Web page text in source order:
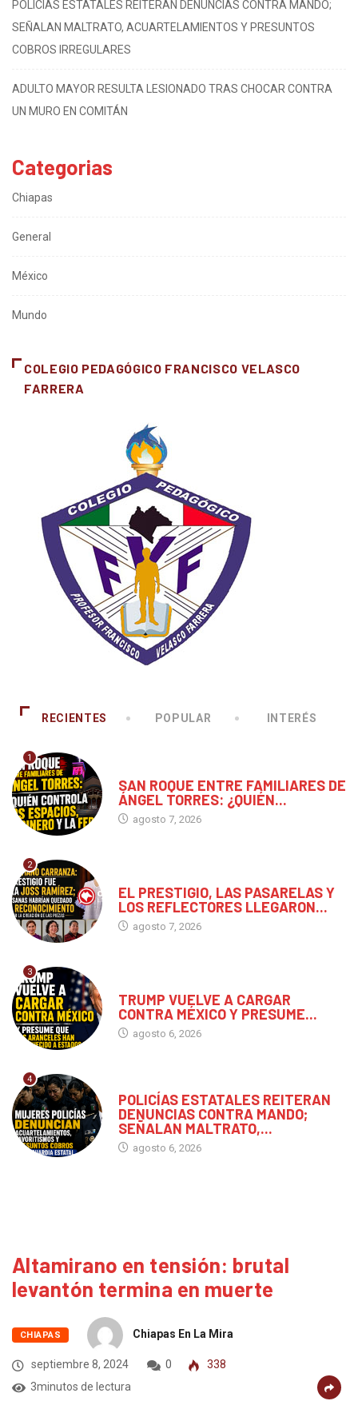
POLICÍAS ESTATALES REITERAN DENUNCIAS CONTRA MANDO;
SEÑALAN MALTRATO, ACUARTELAMIENTOS Y PRESUNTOS
COBROS IRREGULARES
ADULTO MAYOR RESULTA LESIONADO TRAS CHOCAR CONTRA
UN MURO EN COMITÁN
Categorias
Chiapas
General
México
Mundo
COLEGIO PEDAGÓGICO FRANCISCO VELASCO
FARRERA
RECIENTES POPULAR INTERÉS
1
SAN ROQUE ENTRE FAMILIARES DE
ÁNGEL TORRES: ¿QUIÉN...
agosto 7, 2026
2
EL PRESTIGIO, LAS PASARELAS Y
LOS REFLECTORES LLEGARON...
agosto 7, 2026
3
TRUMP VUELVE A CARGAR
CONTRA MÉXICO Y PRESUME...
agosto 6, 2026
4
POLICÍAS ESTATALES REITERAN
DENUNCIAS CONTRA MANDO;
SEÑALAN MALTRATO,...
agosto 6, 2026
Altamirano en tensión: brutal
levantón termina en muerte
CHIAPAS Chiapas En La Mira
septiembre 8, 2024 0
338
3minutos de lectura